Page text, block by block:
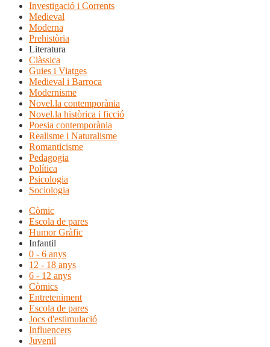
Investigació i Corrents
Medieval
Moderna
Prehistòria
Literatura
Clàssica
Guies i Viatges
Medieval i Barroca
Modernisme
Novel.la contemporània
Novel.la històrica i ficció
Poesia contemporània
Realisme i Naturalisme
Romanticisme
Pedagogia
Política
Psicologia
Sociologia
Còmic
Escola de pares
Humor Gràfic
Infantil
0 - 6 anys
12 - 18 anys
6 - 12 anys
Còmics
Entreteniment
Escola de pares
Jocs d'estimulació
Influencers
Juvenil